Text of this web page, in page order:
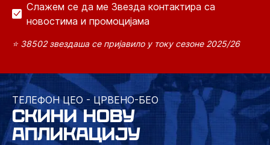
Слажем се да ме Звезда контактира са
новостима и промоцијама
⭐ 38502 звездаша се пријавило у току сезоне 2025/26
ТЕЛЕФОН ЦЕО - ЦРВЕНО-БЕО
СКИНИ НОВУ
АПЛИКАЦИЈУ